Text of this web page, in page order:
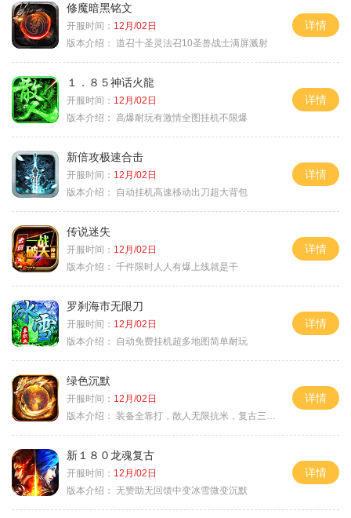
修魔暗黑铭文
开服时间： 12月/02日
版本介绍： 道召十圣灵法召10圣兽战士满屏溅射
详情
１．８５神话火龍
开服时间： 12月/02日
版本介绍： 高爆耐玩有激情全图挂机不限爆
详情
新倍攻极速合击
开服时间： 12月/02日
版本介绍：
自动挂机高速移动出刀超大背包
详情
传说迷失
开服时间： 12月/02日
版本介绍： 千件限时人人有爆上线就是干
详情
罗刹海市无限刀
开服时间： 12月/02日
版本介绍：
自动免费挂机超多地图简单耐玩
详情
绿色沉默
开服时间： 12月/02日
版本介绍： 装备全靠打，散人无限抗米，复古三天合区
详情
新１８０龙魂复古
开服时间： 12月/02日
版本介绍： 无赞助无回馈中变冰雪微变沉默
详情